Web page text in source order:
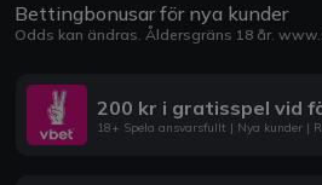
Bettingbonusar för nya kunder
Odds kan ändras. Åldersgräns 18 år.
200 kr i gratisspel vid
18+ Spela ansvarsfullt | Nya kunder |